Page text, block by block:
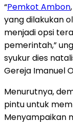
“Pemkot Ambon
yang dilakukan
menjadi opsi
pemerintah,”
syukur dies
Gereja Imanuel
Menurutnya,
pintu untuk
Menyampaikan